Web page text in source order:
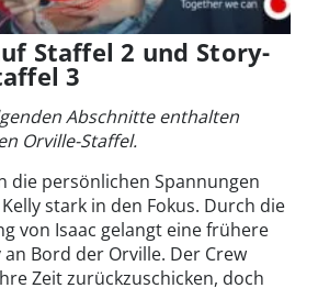
Staffel 2 und Story-
3
Abschnitte enthalten
Orville-Staffel.
die persönlichen Spannungen
stark in den Fokus. Durch die
von Isaac gelangt eine frühere
Bord der Orville. Der Crew
Zeit zurückzuschicken, doch